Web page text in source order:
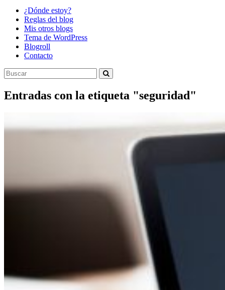
¿Dónde estoy?
Reglas del blog
Mis otros blogs
Tema de WordPress
Blogroll
Contacto
Entradas con la etiqueta "seguridad"